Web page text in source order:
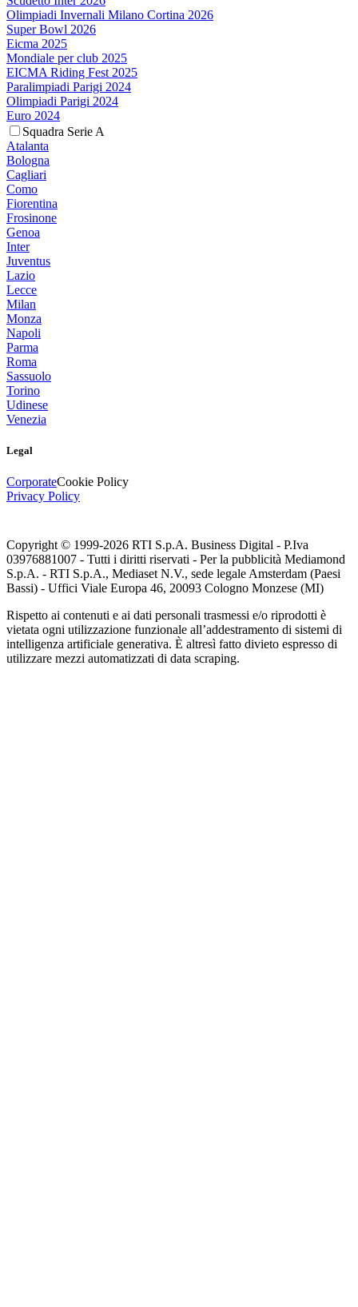
Olimpiadi Invernali Milano Cortina 2026
Super Bowl 2026
Eicma 2025
Mondiale per club 2025
EICMA Riding Fest 2025
Paralimpiadi Parigi 2024
Olimpiadi Parigi 2024
Euro 2024
Squadra Serie A
Atalanta
Bologna
Cagliari
Como
Fiorentina
Frosinone
Genoa
Inter
Juventus
Lazio
Lecce
Milan
Monza
Napoli
Parma
Roma
Sassuolo
Torino
Udinese
Venezia
Legal
CorporateCookie Policy
Privacy Policy
Copyright © 1999-2026 RTI S.p.A. Business Digital - P.Iva
03976881007 - Tutti i diritti riservati - Per la pubblicità Mediamond
S.p.A. - RTI S.p.A., Mediaset N.V., sede legale Amsterdam (Paesi
Bassi) - Uffici Viale Europa 46, 20093 Cologno Monzese (MI)
Rispetto ai contenuti e ai dati personali trasmessi e/o riprodotti è
vietata ogni utilizzazione funzionale all’addestramento di sistemi di
intelligenza artificiale generativa. È altresì fatto divieto espresso di
utilizzare mezzi automatizzati di data scraping.